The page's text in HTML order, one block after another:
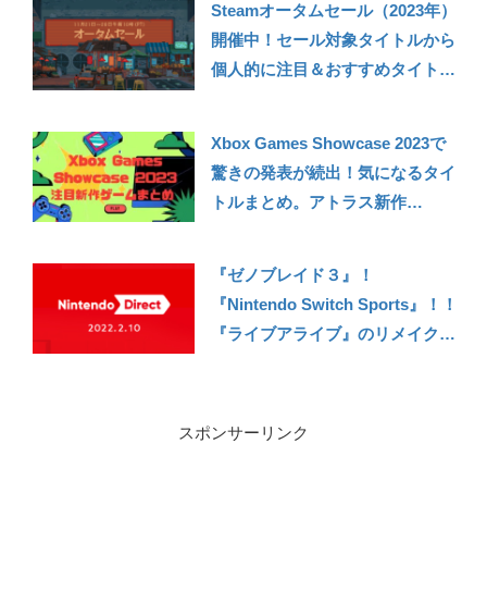
【PS Store】【PS5/PS4】
Steamオータムセール（2023年）
開催中！セール対象タイトルから
個人的に注目＆おすすめタイトル
Xbox Games Showcase 2023で
驚きの発表が続出！気になるタイ
トルまとめ。アトラス新作
『ゼノブレイド３』！
『Nintendo Switch Sports』！！
『ライブアライブ』のリメイクま
スポンサーリンク